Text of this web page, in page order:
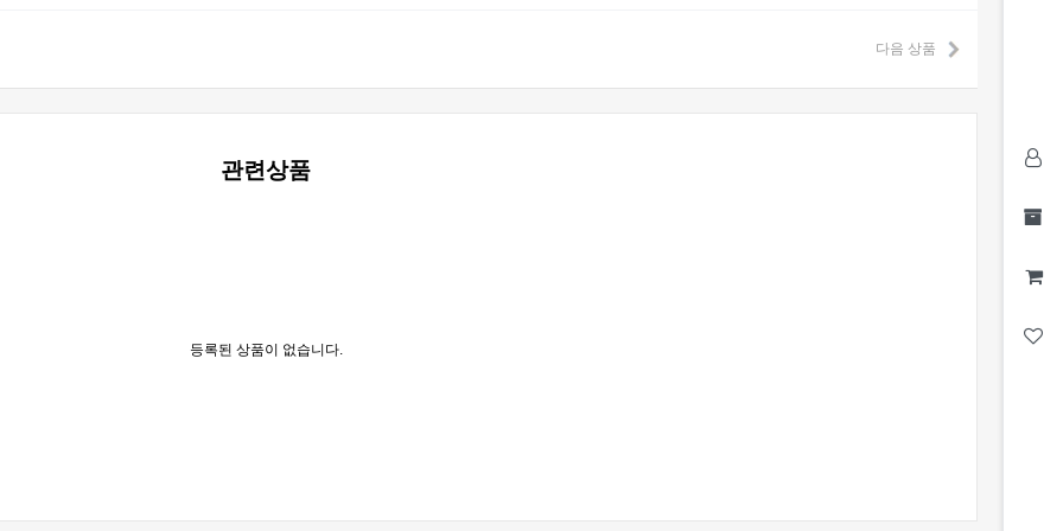
다음 상품
관련상품
등록된 상품이 없습니다.